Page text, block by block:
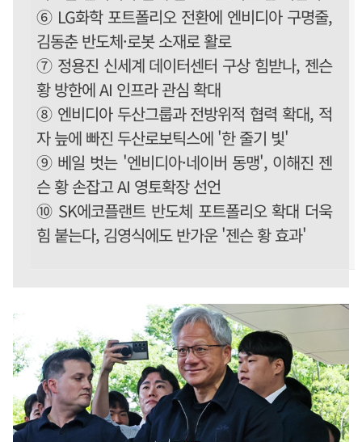
⑥ LG화학 포트폴리오 전환에 엔비디아 구명줄,
김동춘 반도체·로봇 소재로 활로
⑦ 정용진 신세계 데이터센터 구상 힘받나, 젠슨
황 방한에 AI 인프라 관심 확대
⑧ 엔비디아 두산그룹과 전방위적 협력 확대, 적
자 늪에 빠진 두산로보틱스에 '한 줄기 빛'
⑨ 베일 벗는 '엔비디아·네이버 동맹', 이해진 젠
슨 황 손잡고 AI 영토확장 선언
⑩ SK에코플랜트 반도체 포트폴리오 확대 더욱
힘 붙는다, 김영식에도 반가운 '젠슨 황 효과'